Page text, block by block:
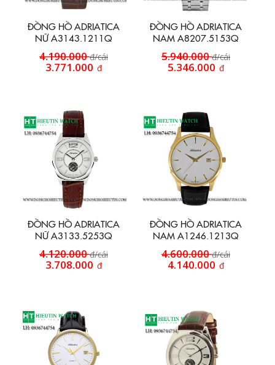
ĐỒNG HỒ ADRIATICA
NỮ A3143.1211Q
4.190.000đ/cái
3.771.000 đ
ĐỒNG HỒ ADRIATICA
NAM A8207.5153Q
5.940.000đ/cái
5.346.000 đ
ĐỒNG HỒ ADRIATICA
NỮ A3133.5253Q
4.120.000đ/cái
3.708.000 đ
ĐỒNG HỒ ADRIATICA
NAM A1246.1213Q
4.600.000đ/cái
4.140.000 đ